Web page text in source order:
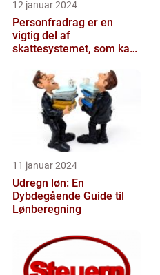
12 januar 2024
Personfradrag er en
vigtig del af
skattesystemet, som kan
den enkelte person...
11 januar 2024
Udregn løn: En
Dybdegående Guide til
Lønberegning